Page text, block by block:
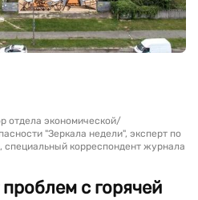
отдела экономической/
"Зеркала недели", эксперт по
специальный корреспондент журнала
с горячей